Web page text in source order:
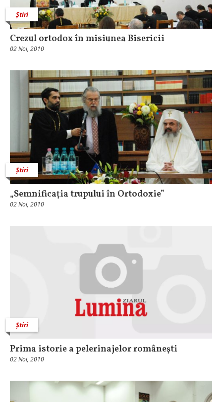
Știri
Crezul ortodox în misiunea Bisericii
02 Noi, 2010
Știri
„Semnificaţia trupului în Ortodoxie”
02 Noi, 2010
Știri
Prima istorie a pelerinajelor româneşti
02 Noi, 2010